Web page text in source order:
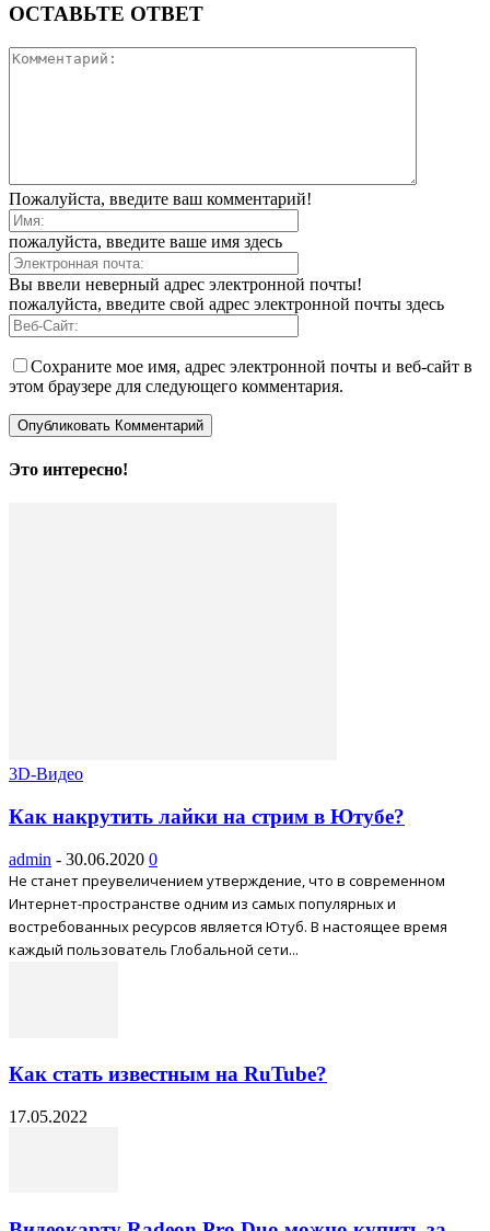
ОСТАВЬТЕ ОТВЕТ
Пожалуйста, введите ваш комментарий!
пожалуйста, введите ваше имя здесь
Вы ввели неверный адрес электронной почты!
пожалуйста, введите свой адрес электронной почты здесь
Сохраните мое имя, адрес электронной почты и веб-сайт в
этом браузере для следующего комментария.
Это интересно!
3D-Видео
Как накрутить лайки на стрим в Ютубе?
admin - 30.06.2020 0
Не станет преувеличением утверждение, что в современном
Интернет-пространстве одним из самых популярных и
востребованных ресурсов является Ютуб. В настоящее время
каждый пользователь Глобальной сети...
Как стать известным на RuTube?
17.05.2022